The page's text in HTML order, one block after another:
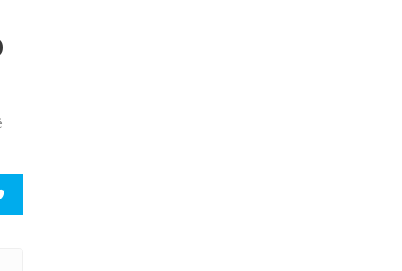
neste mês